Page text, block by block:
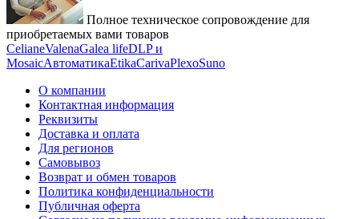
Полное техническое сопровождение для
приобретаемых вами товаров
CelianeValenaGalea lifeDLP и
MosaicАвтоматикаEtikaCarivaPlexoSuno
О компании
Контактная информация
Реквизиты
Доставка и оплата
Для регионов
Самовывоз
Возврат и обмен товаров
Политика конфиденциальности
Публичная оферта